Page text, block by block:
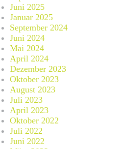
Juni 2025
Januar 2025
September 2024
Juni 2024
Mai 2024
April 2024
Dezember 2023
Oktober 2023
August 2023
Juli 2023
April 2023
Oktober 2022
Juli 2022
Juni 2022